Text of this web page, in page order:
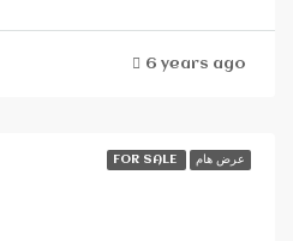
6 years ago
FOR SALE عرض هام